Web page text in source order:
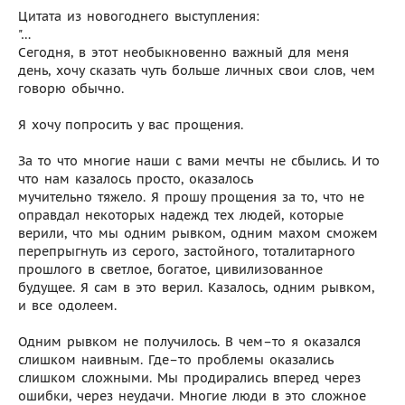
Цитата из новогоднего выступления:
"…
Сегодня, в этот необыкновенно важный для меня
день, хочу сказать чуть больше личных свои слов, чем
говорю обычно.
Я хочу попросить у вас прощения.
За то что многие наши с вами мечты не сбылись. И то
что нам казалось просто, оказалось
мучительно тяжело. Я прошу прощения за то, что не
оправдал некоторых надежд тех людей, которые
верили, что мы одним рывком, одним махом сможем
перепрыгнуть из серого, застойного, тоталитарного
прошлого в светлое, богатое, цивилизованное
будущее. Я сам в это верил. Казалось, одним рывком,
и все одолеем.
Одним рывком не получилось. В чем–то я оказался
слишком наивным. Где–то проблемы оказались
слишком сложными. Мы продирались вперед через
ошибки, через неудачи. Многие люди в это сложное